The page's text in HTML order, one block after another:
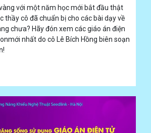
với một năm học mới bắt đầu thật
thầy cô đã chuẩn bị cho các bài dạy về
chưa? Hãy đón xem các giáo án điện
nhất do cô Lê Bích Hồng biên soạn